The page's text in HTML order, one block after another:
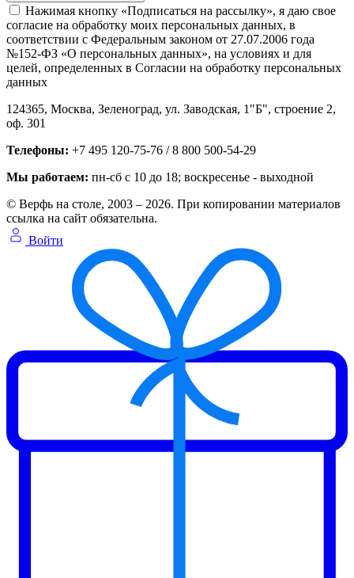
Нажимая кнопку «Подписаться на рассылку», я даю свое
согласие на обработку моих персональных данных, в
соответствии с Федеральным законом от 27.07.2006 года
№152-ФЗ «О персональных данных», на условиях и для
целей, определенных в Согласии на обработку персональных
данных
124365, Москва, Зеленоград, ул. Заводская, 1"Б", строение 2,
оф. 301
Телефоны: +7 495 120-75-76 / 8 800 500-54-29
Мы работаем: пн-сб с 10 до 18; воскресенье - выходной
© Верфь на столе, 2003 – 2026. При копировании материалов
ссылка на сайт обязательна.
Войти